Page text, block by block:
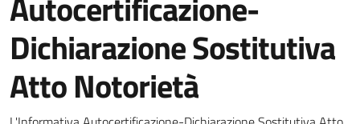
Dichiarazione Sostitutiva
Atto Notorietà